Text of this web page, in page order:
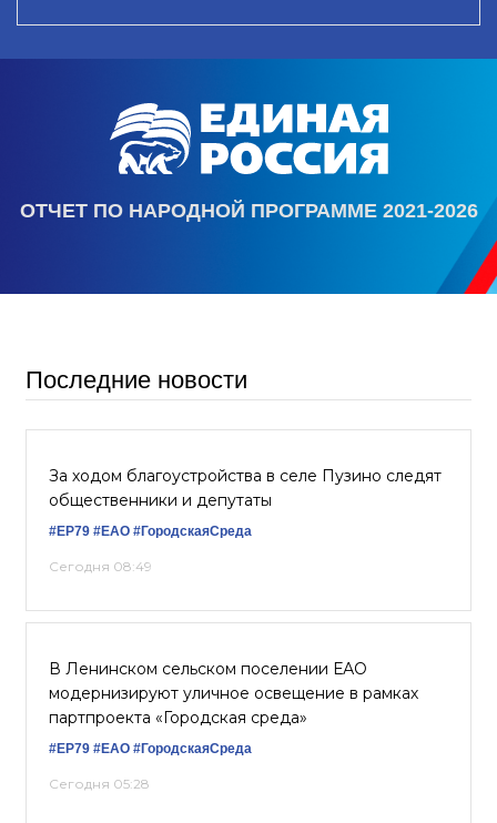
ОТЧЕТ ПО НАРОДНОЙ ПРОГРАММЕ 2021-2026
Последние новости
За ходом благоустройства в селе Пузино следят
общественники и депутаты
#ЕР79 #ЕАО #ГородскаяСреда
Сегодня 08:49
В Ленинском сельском поселении ЕАО
модернизируют уличное освещение в рамках
партпроекта «Городская среда»
#ЕР79 #ЕАО #ГородскаяСреда
Сегодня 05:28